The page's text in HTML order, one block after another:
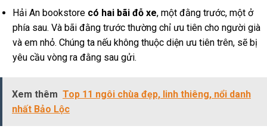
Hải An bookstore có hai bãi đỗ xe, một đằng trước, một ở
phía sau. Và bãi đằng trước thường chỉ ưu tiên cho người già
và em nhỏ. Chúng ta nếu không thuộc diện ưu tiên trên, sẽ bị
yêu cầu vòng ra đằng sau gửi.
Xem thêm Top 11 ngôi chùa đẹp, linh thiêng, nổi danh
nhất Bảo Lộc